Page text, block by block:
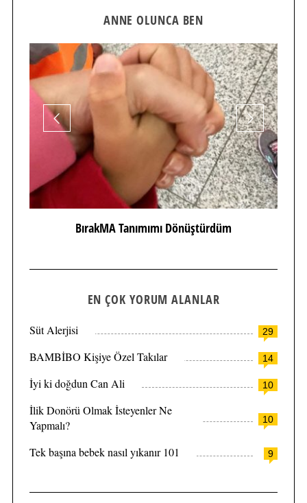
ANNE OLUNCA BEN
BırakMA Tanımımı Dönüştürdüm
EN ÇOK YORUM ALANLAR
29
Süt Alerjisi
14
BAMBİBO Kişiye Özel Takılar
10
İyi ki doğdun Can Ali
10
İlik Donörü Olmak İsteyenler Ne
Yapmalı?
9
Tek başına bebek nasıl yıkanır 101